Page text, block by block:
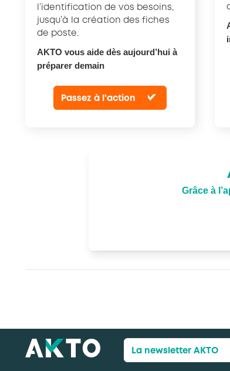
l’identification de vos besoins,
jusqu’à la création des fiches
de poste.
AKTO vous aide dès aujourd’hui à
préparer demain
Passez à l'action
Grâce à
La newsletter AKTO